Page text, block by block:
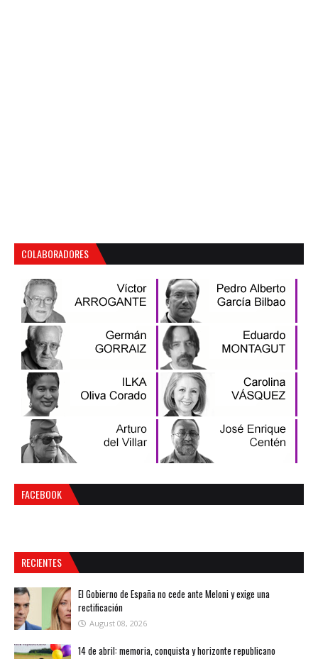
COLABORADORES
FACEBOOK
RECIENTES
El Gobierno de España no cede ante Meloni y exige una
rectificación
August 08, 2026
14 de abril: memoria, conquista y horizonte republicano